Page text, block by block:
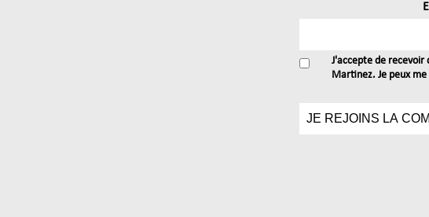
J'accepte de recevoir
Martinez. Je peux